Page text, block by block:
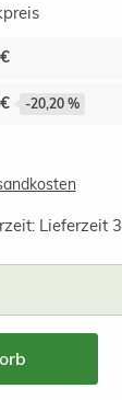
-20,20 %
Lieferzeit